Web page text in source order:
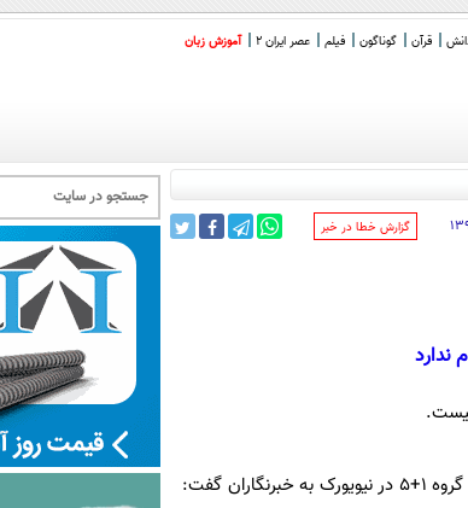
قرآن گوناگون فیلم عصر ایران 2 آموزش زبان
‌گزارش خطا در خبر
ندارد
به گزارش ایسنا، فدریکا موگرینی پس از اولین نشست پسابرجامی وزیران خارجه ایران و گروه 1+5 در نیویورک به خبرنگاران گفت: